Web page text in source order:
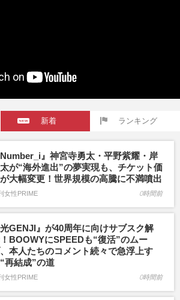
新着 ランキング
Number_i』神宮寺勇太・平野紫耀・岸
が“海外進出”の夢実現も、チケット価
大幅変更！世界規模の高騰に不満噴出
女性PRIME 0時間前
光GENJI』が40周年に向けサブスク解
BOOWYにSPEEDも“復活”のムー
本人たちのコメント続々で急浮上す
再結成”の道
女性PRIME 0時間前